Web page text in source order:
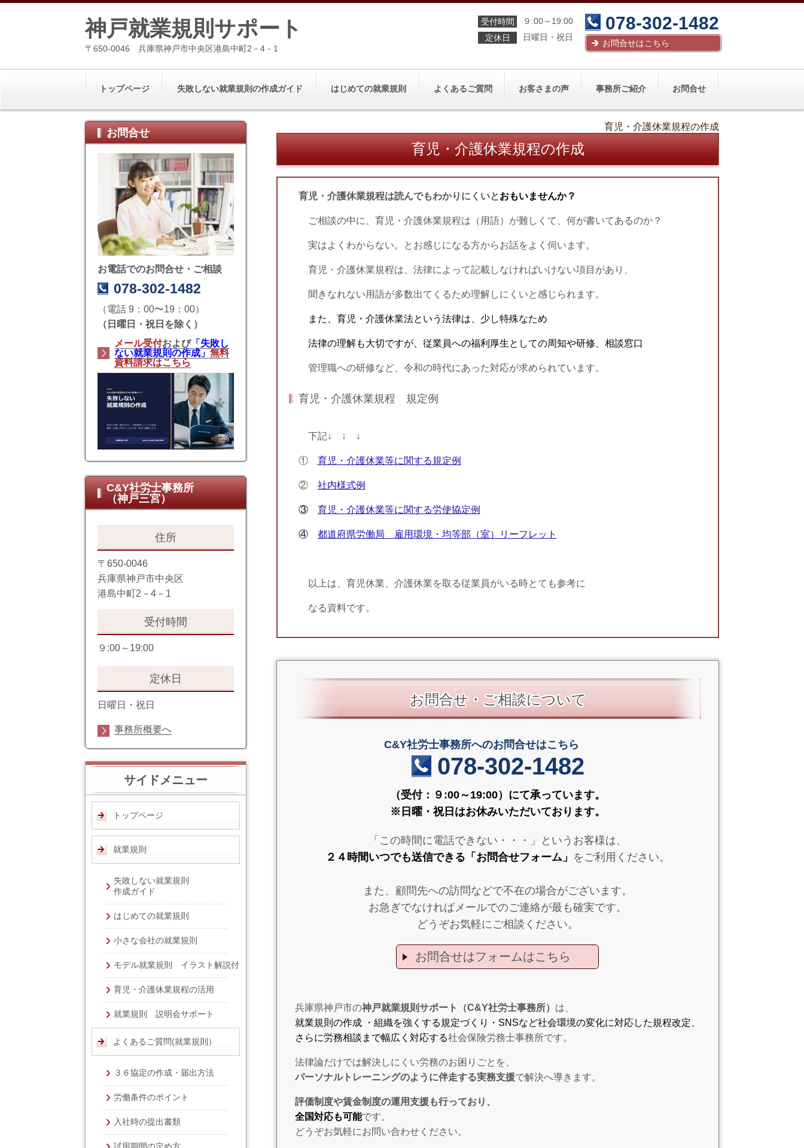
神戸就業規則サポート
〒650-0046 兵庫県神戸市中央区港島中町2－4－1
受付時間
９:00～19:00
定休日
日曜日・祝日
078-302-1482
お問合せはこちら
トップページ 失敗しない就業規則の作成ガイド はじめての就業規則 よくあるご質問 お客さまの声 事務所ご紹介 お問合せ
育児・介護休業規程の作成
育児・介護休業規程の作成
育児・介護休業規程は読んでもわかりにくいとおもいませんか？
ご相談の中に、育児・介護休業規程は（用語）が難しくて、何が書いてあるのか？
実はよくわからない。 とお感じになる方からお話をよく伺います。
育児・介護休業規程は、法律によって記載しなければいけない項目があり、
聞きなれない用語が多数出てくるため理解しにくいと感じられます。
また、育児・介護休業法という法律は、少し特殊なため
法律の理解も大切ですが、従業員への福利厚生としての周知や研修、相談窓口
管理職への研修など、令和の時代にあった対応が求められています。
育児・介護休業規程 規定例
下記↓ ↓ ↓
① 育児・介護休業等に関する規定例
② 社内様式例
③ 育児・介護休業等に関する労使協定例
④ 都道府県労働局 雇用環境・均等部（室）リーフレット
以上は、育児休業、介護休業を取る従業員がいる時とても参考に
なる資料です。
お問合せ・ご相談について
C&Y社労士事務所へのお問合せはこちら
078-302-1482
（受付：９:00～19:00）にて承っています。
※日曜・祝日はお休みいただいております。
「この時間に電話できない・・・」というお客様は、
２４時間いつでも送信できる「お問合せフォーム」 をご利用ください。
また、顧問先への訪問などで不在の場合がございます。
お急ぎでなければメールでのご連絡が最も確実です。
どうぞお気軽にご相談ください。
お問合せはフォームはこちら
兵庫県神戸市の神戸就業規則サポート（C&Y社労士事務所） は、
就業規則の作成 ・組織を強くする規定づくり・SNSなど社会環境の変化に対応した規程改定、
さらに労務相談まで幅広く対応する社会保険労務士事務所です。
法律論だけでは解決しにくい労務のお困りごとを、
パーソナルトレーニングのように伴走する実務支援で解決へ導きます。
評価制度や賃金制度の運用支援も行っており、
全国対応も可能です。
どうぞお気軽にお問い合わせください。
お問合せ
お電話でのお問合せ・ご相談
078-302-1482
（電話 9：00〜19：00）
（日曜日・祝日を除く）
メール受付および「失敗し
ない就業規則の作成」 無料
資料請求はこちら
C&Y社労士事務所
（神戸三宮）
住所
〒650-0046
兵庫県神戸市中央区
港島中町2－4－1
受付時間
９:00～19:00
定休日
日曜日・祝日
事務所概要へ
サイドメニュー
トップページ
就業規則
失敗しない就業規則
作成ガイド
はじめての就業規則
小さな会社の就業規則
モデル就業規則 イラスト解説付
育児・介護休業規程の活用
就業規則 説明会サポート
よくあるご質問(就業規則）
３６協定の作成・届出方法
労働条件のポイント
入社時の提出書類